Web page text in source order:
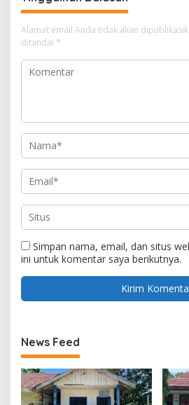
Alamat email Anda tidak akan
ditandai *
Simpan nama, email, dan situs
ini untuk komentar saya berikutnya.
News Feed